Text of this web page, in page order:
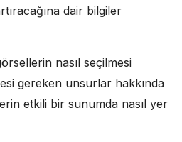
dair bilgiler
nasıl seçilmesi
gereken unsurlar hakkında
etkili bir sunumda nasıl yer